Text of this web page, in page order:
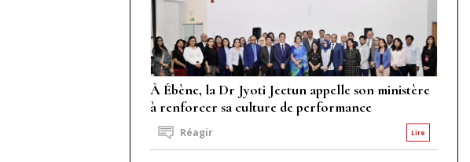
À Ébène, la Dr Jyoti Jeetun appelle son ministère
à renforcer sa culture de performance
Lire
Réagir